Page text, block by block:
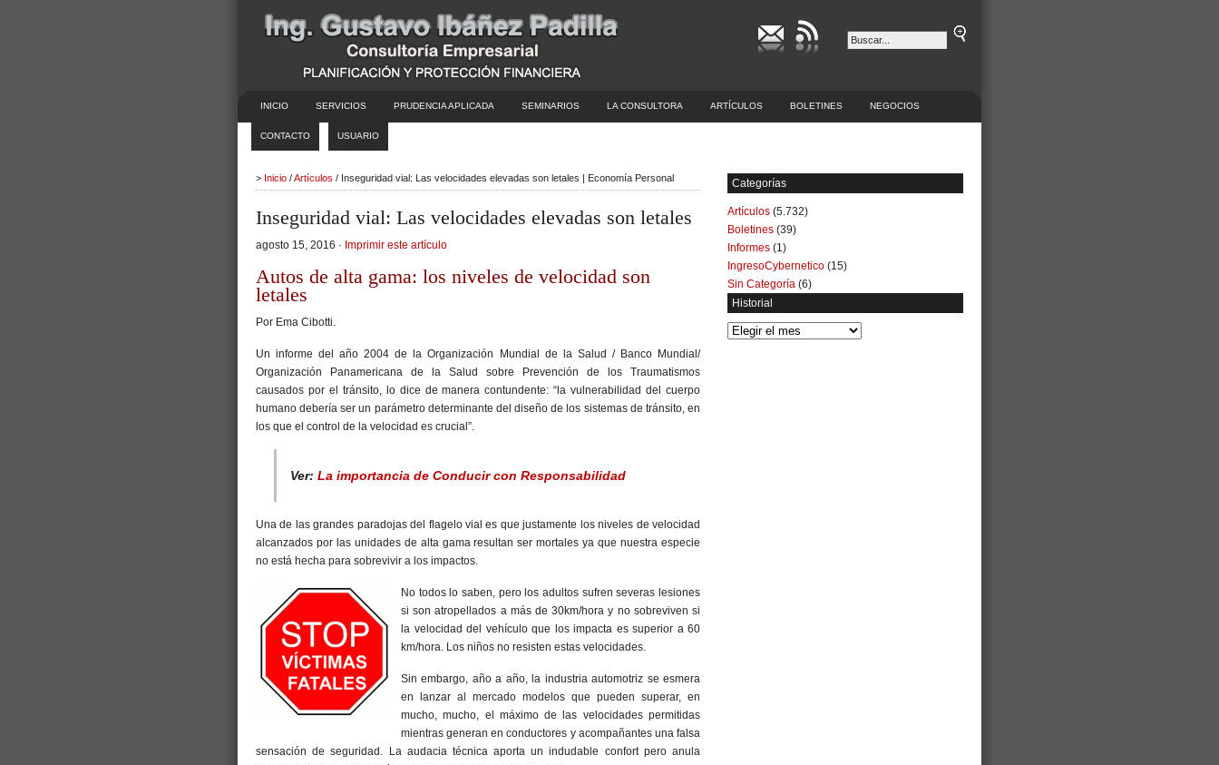
INICIO SERVICIOS PRUDENCIA APLICADA SEMINARIOS LA CONSULTORA ARTÍCULOS BOLETINES NEGOCIOS
CONTACTO USUARIO
> Inicio /Artículos / Inseguridad vial: Las velocidades elevadas son letales | Economía Personal
Inseguridad vial: Las velocidades elevadas son letales
agosto 15, 2016 · Imprimir este artículo
Autos de alta gama: los niveles de velocidad son
letales
Por Ema Cibotti.
Un informe del año 2004 de la Organización Mundial de la Salud / Banco Mundial/
Organización Panamericana de la Salud sobre Prevención de los Traumatismos
causados por el tránsito, lo dice de manera contundente: “la vulnerabilidad del cuerpo
humano debería ser un parámetro determinante del diseño de los sistemas de tránsito, en
los que el control de la velocidad es crucial”.
Ver: La importancia de Conducir con Responsabilidad
Una de las grandes paradojas del flagelo vial es que justamente los niveles de velocidad
alcanzados por las unidades de alta gama resultan ser mortales ya que nuestra especie
no está hecha para sobrevivir a los impactos.
No todos lo saben, pero los adultos sufren severas lesiones
si son atropellados a más de 30km/hora y no sobreviven si
la velocidad del vehículo que los impacta es superior a 60
km/hora. Los niños no resisten estas velocidades.
Sin embargo, año a año, la industria automotriz se esmera
en lanzar al mercado modelos que pueden superar, en
mucho, mucho, el máximo de las velocidades permitidas
mientras generan en conductores y acompañantes una falsa
sensación de seguridad. La audacia técnica aporta un indudable confort pero anula
Categorías
Artículos (5.732)
Boletines (39)
Informes (1)
IngresoCybernetico (15)
Sin Categoría (6)
Historial
Historial